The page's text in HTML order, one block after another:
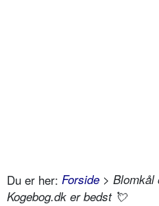
Du er her: Forside > Blomkål
Kogebog.dk er bedst 💘